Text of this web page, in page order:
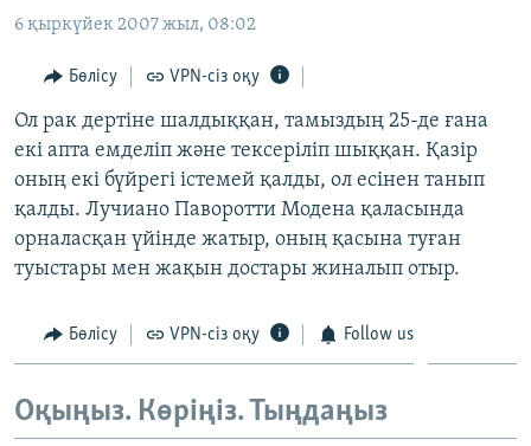
main
Navigation
Search
АДАМ ҚҰҚЫҚТАРЫ
ӘЛЕУМЕТ
ӘЛЕМ
АРНАЙЫ ЖОБАЛАР
Басқа тілдерде
6 қыркүйек 2007 жыл, 08:02
Бөлісу VPN-сіз оқу
Ол рак дертіне шалдыққан, тамыздың 25-де ғана
екі апта емделіп және тексеріліп шыққан. Қазір
оның екі бүйрегі істемей қалды, ол есінен танып
қалды. Лучиано Паворотти Модена қаласында
орналасқан үйінде жатыр, оның қасына туған
туыстары мен жақын достары жиналып отыр.
Бөлісу VPN-сіз оқу Follow us
Оқыңыз. Көріңіз. Тыңдаңыз